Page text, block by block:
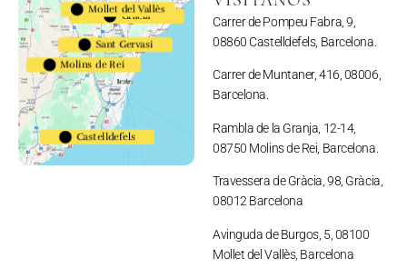
Gracia
Castelldefels
Sant Gervasi
691110052
Molins de Rei
Mollet del Vallès
623983794
Carrer de Pompeu Fabra, 9,
08860 Castelldefels, Barcelona.
Carrer de Muntaner, 416, 08006,
Barcelona.
Rambla de la Granja, 12-14,
08750 Molins de Rei, Barcelona.
Travessera de Gràcia, 98, Gràcia,
08012 Barcelona
Avinguda de Burgos, 5, 08100
Mollet del Vallès, Barcelona